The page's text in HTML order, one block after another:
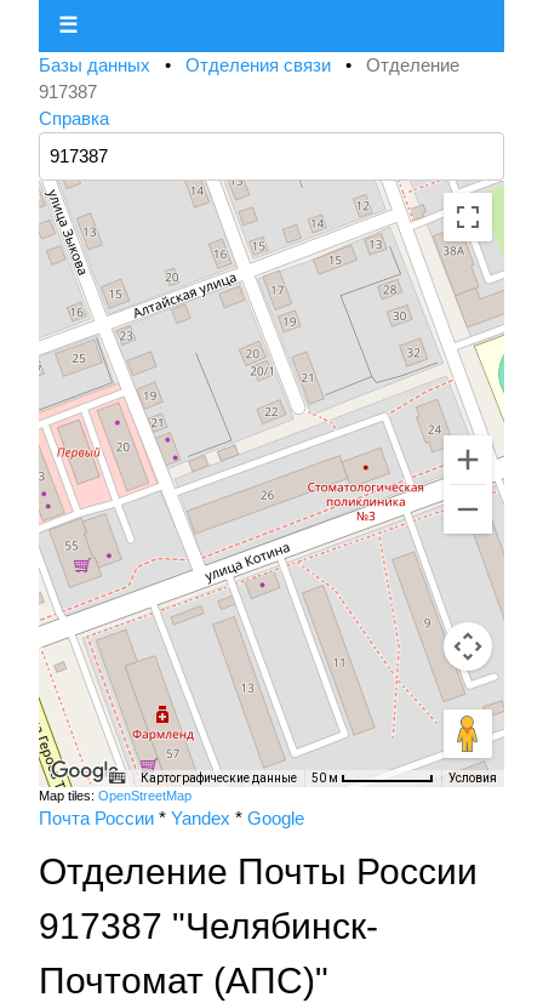
☰
Базы данных • Отделения связи • Отделение
917387
Справка
Картографические данные 50 м Условия
Map tiles: OpenStreetMap
Почта России * Yandex * Google
Отделение Почты России
917387 "Челябинск-
Почтомат (АПС)"